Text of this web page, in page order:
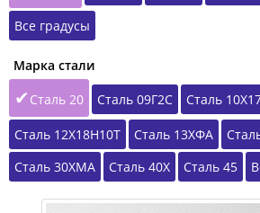
Все градусы
Марка стали
Сталь 20
Сталь 09Г2С Сталь
Сталь 12Х18Н10Т Сталь 13ХФА
Сталь 30ХМА
Сталь 40Х Сталь 45